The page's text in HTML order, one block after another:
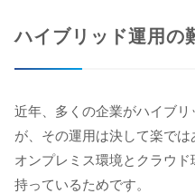
ハイブリッド運用の
近年、多くの企業がハイブ
が、その運用は決して楽では
オンプレミス環境とクラウ
持っているためです。